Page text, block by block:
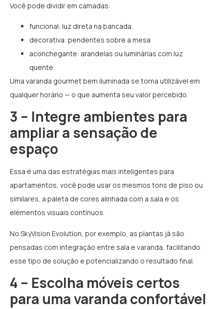
Você pode dividir em camadas:
funcional: luz direta na bancada
decorativa: pendentes sobre a mesa
aconchegante: arandelas ou luminárias com luz
quente
Uma varanda gourmet bem iluminada se torna utilizável em
qualquer horário — o que aumenta seu valor percebido.
3 – Integre ambientes para
ampliar a sensação de
espaço
Essa é uma das estratégias mais inteligentes para
apartamentos, você pode usar os mesmos tons de piso ou
similares, a paleta de cores alinhada com a sala e os
elementos visuais contínuos.
No SkyVision Evolution, por exemplo, as plantas já são
pensadas com integração entre sala e varanda, facilitando
esse tipo de solução e potencializando o resultado final.
4 – Escolha móveis certos
para uma varanda confortável